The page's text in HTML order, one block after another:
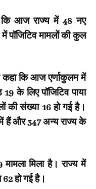
कि आज राज्य में 48 नए
पॉजिटिव मामलों की कुल
कहा कि आज एर्णाकुलम में
के लिए पॉजिटिव पाया
की संख्या 16 हो गई है।
हैं और 347 अन्य राज्य के
मिला है। राज्य में
हो गई है।